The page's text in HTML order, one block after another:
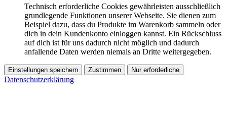
Technisch erforderliche Cookies gewährleisten ausschließlich
grundlegende Funktionen unserer Webseite. Sie dienen zum
Beispiel dazu, dass du Produkte im Warenkorb sammeln oder
dich in dein Kundenkonto einloggen kannst. Ein Rückschluss
auf dich ist für uns dadurch nicht möglich und dadurch
anfallende Daten werden niemals an Dritte weitergegeben.
Einstellungen speichern Zustimmen Nur erforderliche
Datenschutzerklärung